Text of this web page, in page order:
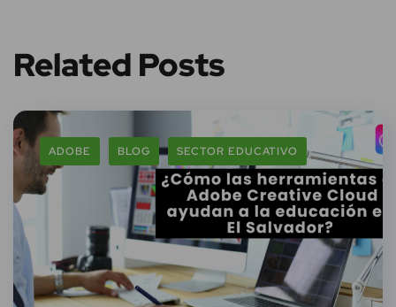
Related Posts
ADOBE BLOG SECTOR EDUCATIVO